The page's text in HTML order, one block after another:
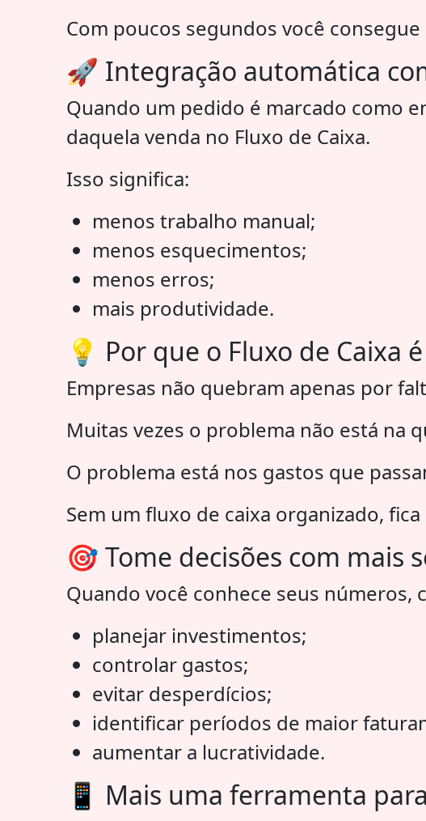
Com poucos segundos você
🚀 Integração automática
Quando um pedido é marcado como
daquela venda no Fluxo de Caixa.
Isso significa:
menos trabalho manual;
menos esquecimentos;
menos erros;
mais produtividade.
💡 Por que o Fluxo de Caixa
Empresas não quebram apenas por
Muitas vezes o problema não está na
O problema está nos gastos que
Sem um fluxo de caixa organizado,
🎯 Tome decisões com mais
Quando você conhece seus números,
planejar investimentos;
controlar gastos;
evitar desperdícios;
identificar períodos de maior
aumentar a lucratividade.
📱 Mais uma ferramenta